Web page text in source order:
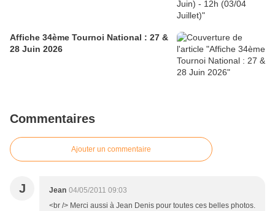
Affiche 34ème Tournoi National : 27 &
28 Juin 2026
Commentaires
Ajouter un commentaire
J Jean 04/05/2011 09:03
<br /> Merci aussi à Jean Denis pour toutes ces belles photos.